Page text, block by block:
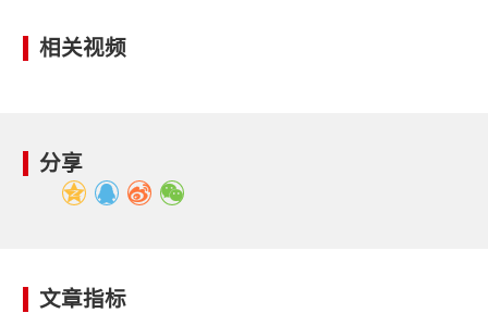
相关视频
分享
文章指标